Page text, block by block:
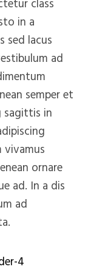
class
in a
sed lacus
ad
semper et
sagittis in
ornare
ad. In a dis
ad